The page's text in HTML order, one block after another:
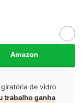
Amazon
de vidro
trabalho ganha